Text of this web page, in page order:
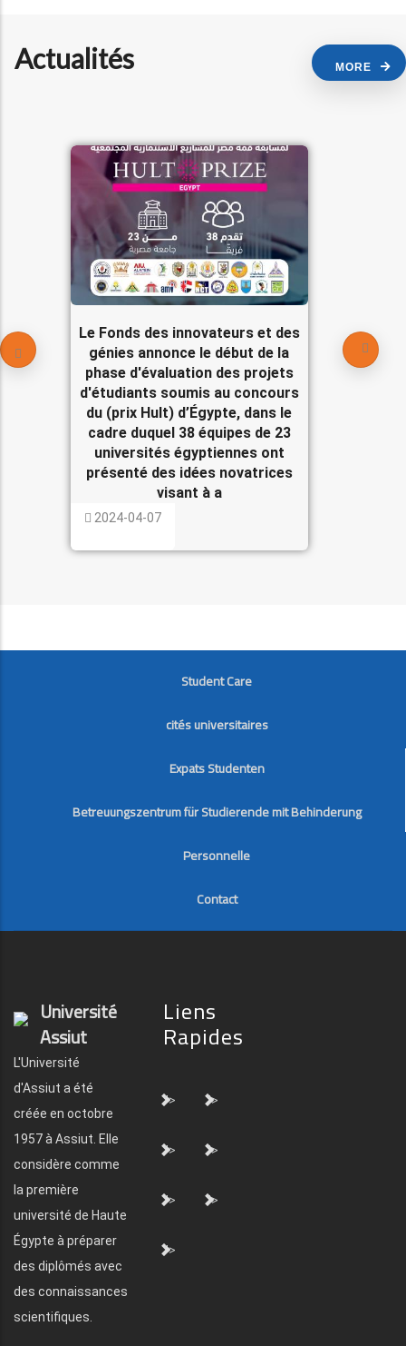
Actualités MORE
Le Fonds des innovateurs et des
génies annonce le début de la
phase d'évaluation des projets
d'étudiants soumis au concours
du (prix Hult) d’Égypte, dans le
cadre duquel 38 équipes de 23
universités égyptiennes ont
présenté des idées novatrices
visant à a
2024-04-07
FOOTER
Student Care
cités universitaires
Expats Studenten
Betreuungszentrum für Studierende mit Behinderung
Personnelle
Contact
Université
Assiut
L'Université
d'Assiut a été
créée en octobre
1957 à Assiut. Elle
considère comme
la première
université de Haute
Égypte à préparer
des diplômés avec
des connaissances
scientifiques.
Liens
Rapides
"> ">
"> ">
"> ">
">